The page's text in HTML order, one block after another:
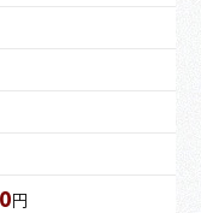
円